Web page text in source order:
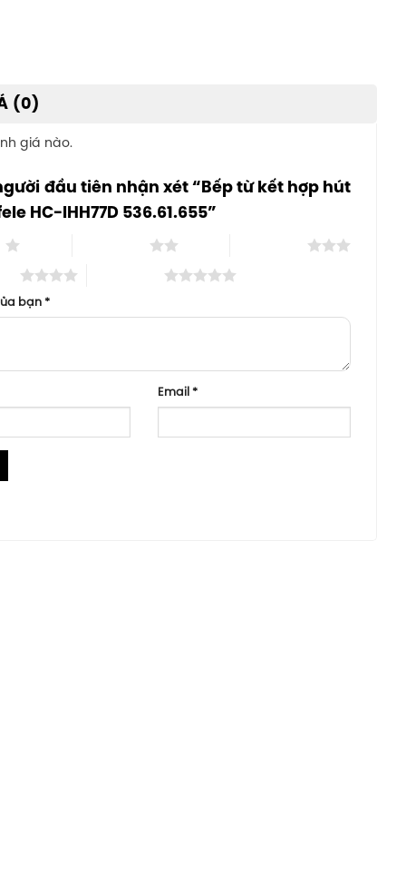
(0)
giá nào.
đầu tiên nhận xét “Bếp từ kết hợp hút
HC-IHH77D 536.61.655”
bạn*
Email*